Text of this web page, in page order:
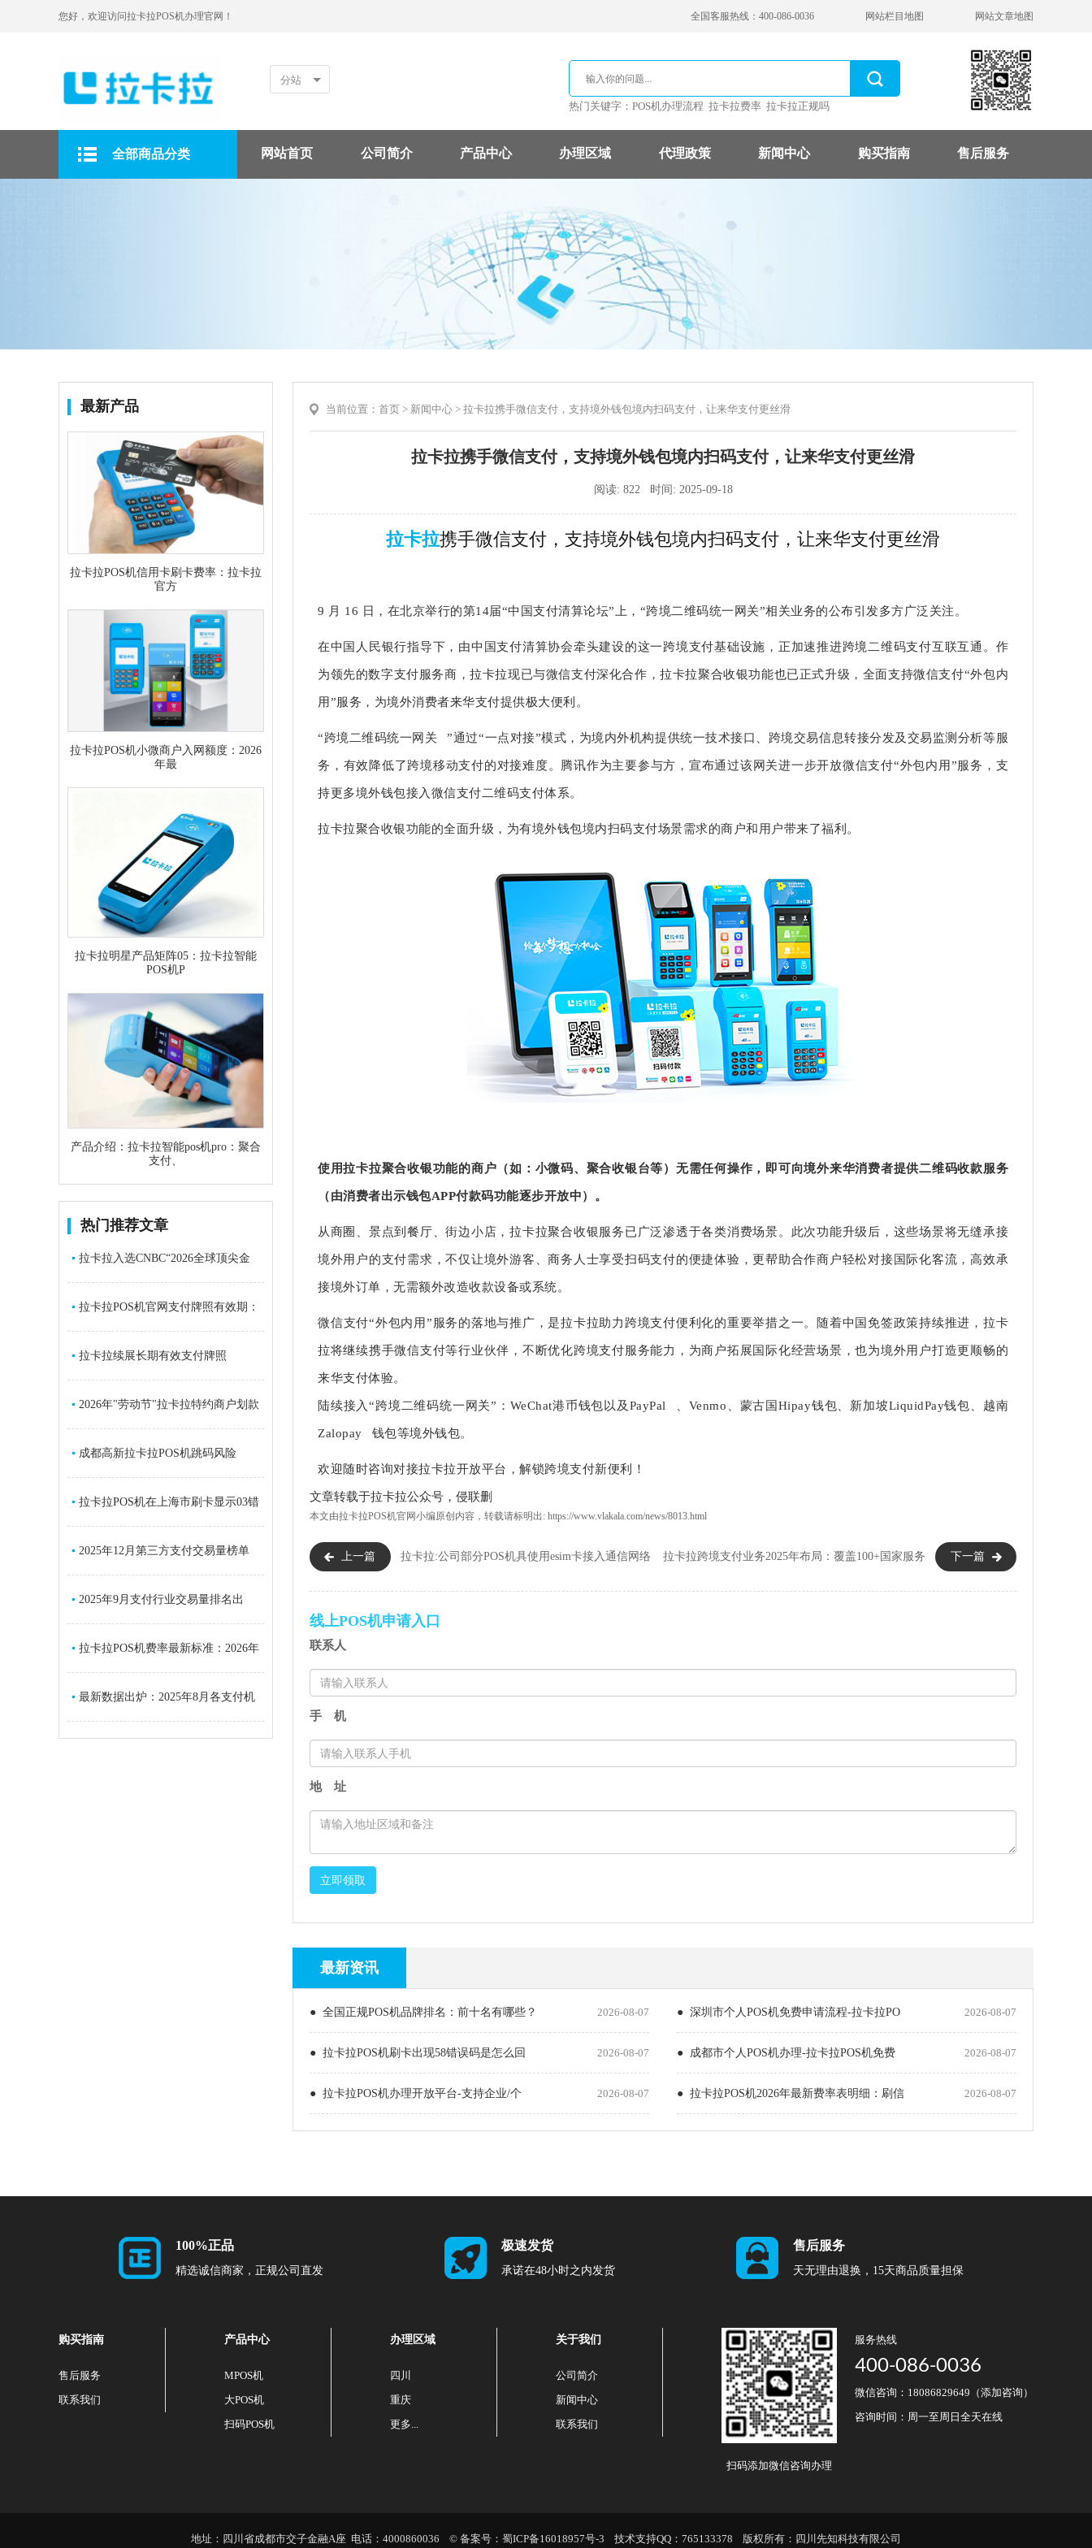
您好，欢迎访问拉卡拉POS机办理官网！ 全国客服热线：400-086-0036 网站栏目地图 网站文章地图
分站
热门关键字： POS机办理流程 拉卡拉费率 拉卡拉正规吗
全部商品分类 网站首页 公司简介 产品中心 办理区域 代理政策 新闻中心 购买指南 售后服务
最新产品
拉卡拉POS机信用卡刷卡费率：拉卡拉
官方
拉卡拉POS机小微商户入网额度：2026
年最
拉卡拉明星产品矩阵05：拉卡拉智能
POS机P
产品介绍：拉卡拉智能pos机pro：聚合
支付、
热门推荐文章
▪ 拉卡拉入选CNBC“2026全球顶尖金
融科技
▪ 拉卡拉POS机官网支付牌照有效期：
2026年5
▪ 拉卡拉续展长期有效支付牌照
▪ 2026年"劳动节"拉卡拉特约商户划款
通知
▪ 成都高新拉卡拉POS机跳码风险
+2026正规
▪ 拉卡拉POS机在上海市刷卡显示03错
误码
▪ 2025年12月第三方支付交易量榜单
出炉：拉
▪ 2025年9月支付行业交易量排名出
炉：总交
▪ 拉卡拉POS机费率最新标准：2026年
官网公
▪ 最新数据出炉：2025年8月各支付机
当前位置： 首页 > 新闻中心 > 拉卡拉携手微信支付，支持境外钱包境内扫码支付，让来华支付更丝滑
拉卡拉携手微信支付，支持境外钱包境内扫码支付，让来华支付更丝滑
阅读: 822 时间: 2025-09-18
拉卡拉携手微信支付，支持境外钱包境内扫码支付，让来华支付更丝滑
9 月 16 日，在北京举行的第14届“中国支付清算论坛”上，“跨境二维码统一网关”相关业务的公布引发多方广泛关注。
在中国人民银行指导下，由中国支付清算协会牵头建设的这一跨境支付基础设施，正加速推进跨境二维码支付互联互通。作
为领先的数字支付服务商，拉卡拉现已与微信支付深化合作，拉卡拉聚合收银功能也已正式升级，全面支持微信支付“外包内
用”服务，为境外消费者来华支付提供极大便利。
“跨境二维码统一网关 ”通过“一点对接”模式，为境内外机构提供统一技术接口、跨境交易信息转接分发及交易监测分析等服
务，有效降低了跨境移动支付的对接难度。腾讯作为主要参与方，宣布通过该网关进一步开放微信支付“外包内用”服务，支
持更多境外钱包接入微信支付二维码支付体系。
拉卡拉聚合收银功能的全面升级，为有境外钱包境内扫码支付场景需求的商户和用户带来了福利。
使用拉卡拉聚合收银功能的商户（如：小微码、聚合收银台等）无需任何操作，即可向境外来华消费者提供二维码收款服务
（由消费者出示钱包APP付款码功能逐步开放中）。
从商圈、景点到餐厅、街边小店，拉卡拉聚合收银服务已广泛渗透于各类消费场景。此次功能升级后，这些场景将无缝承接
境外用户的支付需求，不仅让境外游客、商务人士享受扫码支付的便捷体验，更帮助合作商户轻松对接国际化客流，高效承
接境外订单，无需额外改造收款设备或系统。
微信支付“外包内用”服务的落地与推广，是拉卡拉助力跨境支付便利化的重要举措之一。随着中国免签政策持续推进，拉卡
拉将继续携手微信支付等行业伙伴，不断优化跨境支付服务能力，为商户拓展国际化经营场景，也为境外用户打造更顺畅的
来华支付体验。
陆续接入“跨境二维码统一网关”：WeChat港币钱包以及 PayPal 、Venmo、蒙古国Hipay钱包、新加坡LiquidPay钱包、越南
Zalopay 钱包等境外钱包。
欢迎随时咨询对接拉卡拉开放平台，解锁跨境支付新便利！
文章转载于拉卡拉公众号，侵联删
本文由拉卡拉POS机官网小编原创内容，转载请标明出: https://www.vlakala.com/news/8013.html
上一篇 拉卡拉:公司部分POS机具使用esim卡接入通信网络 下一篇
拉卡拉跨境支付业务2025年布局：覆盖100+国家服务
线上POS机申请入口
联系人
手 机
地 址
立即领取
最新资讯
● 全国正规POS机品牌排名：前十名有哪些？ 2026-08-07 ● 深圳市个人POS机免费申请流程-拉卡拉PO 2026-08-07
● 拉卡拉POS机刷卡出现58错误码是怎么回 2026-08-07 ● 成都市个人POS机办理-拉卡拉POS机免费 2026-08-07
● 拉卡拉POS机办理开放平台-支持企业/个 2026-08-07 ● 拉卡拉POS机2026年最新费率表明细：刷信 2026-08-07
100%正品
精选诚信商家，正规公司直发
极速发货
承诺在48小时之内发货
售后服务
天无理由退换，15天商品质量担保
购买指南
售后服务
联系我们
产品中心
MPOS机
大POS机
扫码POS机
办理区域
四川
重庆
更多...
关于我们
公司简介
新闻中心
联系我们
扫码添加微信咨询办理
服务热线
400-086-0036
微信咨询：18086829649（添加咨询）
咨询时间：周一至周日全天在线
地址：四川省成都市交子金融A座 电话：4000860036 © 备案号： 蜀ICP备16018957号-3 技术支持QQ： 765133378 版权所有： 四川先知科技有限公司